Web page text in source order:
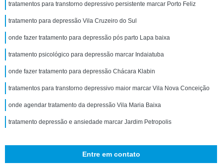
tratamentos para transtorno depressivo persistente marcar Porto Feliz
tratamento para depressão Vila Cruzeiro do Sul
onde fazer tratamento para depressão pós parto Lapa baixa
tratamento psicológico para depressão marcar Indaiatuba
onde fazer tratamento para depressão Chácara Klabin
tratamentos para transtorno depressivo maior marcar Vila Nova Conceição
onde agendar tratamento da depressão Vila Maria Baixa
tratamento depressão e ansiedade marcar Jardim Petropolis
Entre em contato